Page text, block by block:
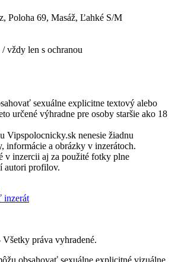
Poloha 69, Masáž, Ľahké S/M
vždy len s ochranou
sexuálne explicitne textový alebo
určené výhradne pre osoby staršie ako 18
Vipspolocnicky.sk nenesie žiadnu
informácie a obrázky v inzerátoch.
v inzercii aj za použité fotky plne
autori profilov.
inzerát
práva vyhradené.